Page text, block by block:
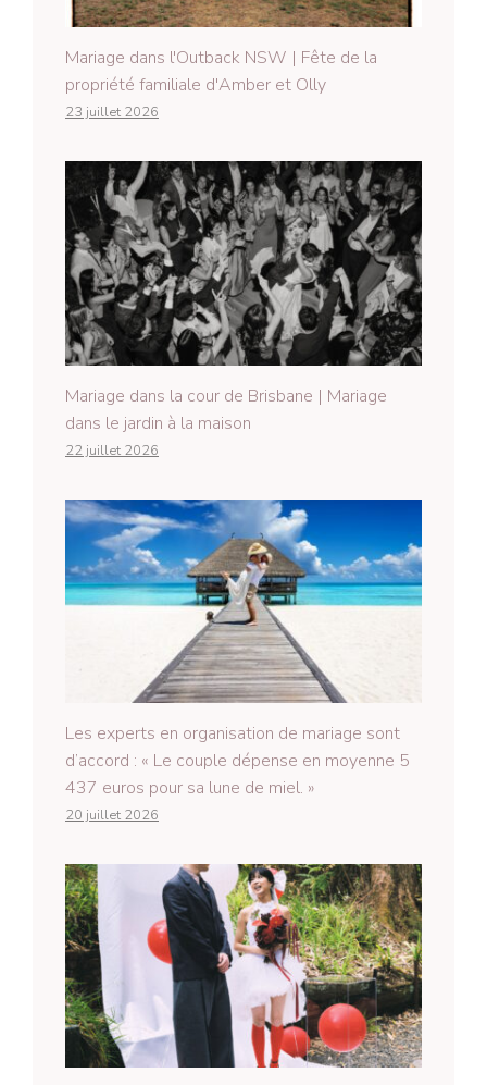
Mariage dans l'Outback NSW | Fête de la
propriété familiale d'Amber et Olly
23 juillet 2026
Mariage dans la cour de Brisbane | Mariage
dans le jardin à la maison
22 juillet 2026
Les experts en organisation de mariage sont
d’accord : « Le couple dépense en moyenne 5
437 euros pour sa lune de miel. »
20 juillet 2026